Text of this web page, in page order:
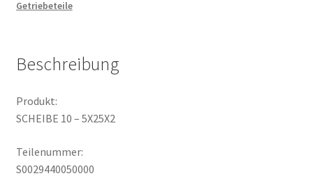
Getriebeteile
Beschreibung
Produkt:
SCHEIBE 10 – 5X25X2
Teilenummer:
S0029440050000